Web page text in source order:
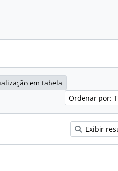
em tabela
Ordenar por:
Exibir